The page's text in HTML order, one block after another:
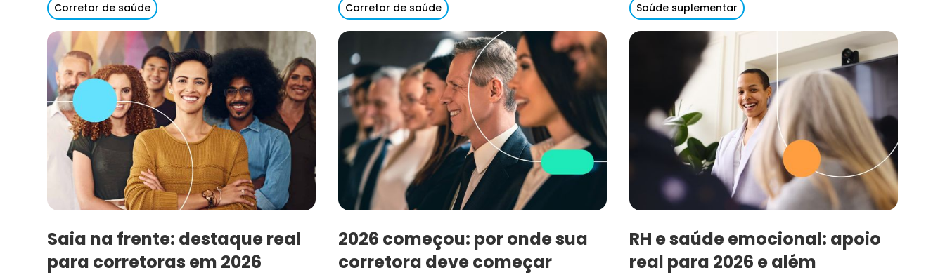
Corretor de saúde
Saia na frente: destaque real
para corretoras em 2026
Corretor de saúde
2026 começou: por onde sua
corretora deve começar
Saúde suplementar
RH e saúde emocional: apoio
real para 2026 e além